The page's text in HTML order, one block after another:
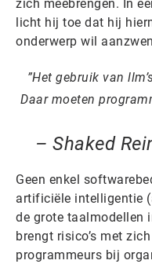
zich meebrengen. In
licht hij toe dat hij
onderwerp wil
Het gebruik van
Daar moeten
– Shaked
Geen enkel
artificiële intelligentie
de grote taalmodellen
brengt risico’s met
programmeurs bij